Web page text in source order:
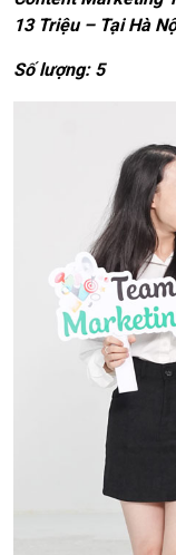
13 Triệu – Tại Hà
Số lượng: 5